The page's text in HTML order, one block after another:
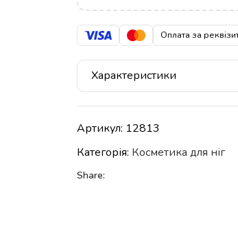
Оплата за
Характеристики
Артикул: 12813
Категорія: Косметика для ніг
Share: